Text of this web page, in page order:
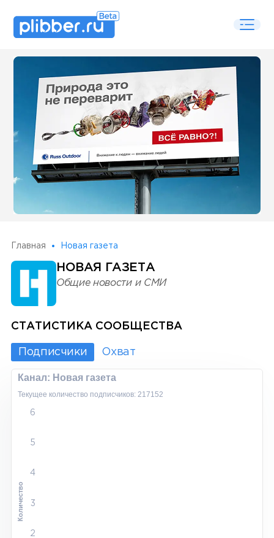
Some SEO Title
Главная Новая газета
НОВАЯ ГАЗЕТА
Общие новости и СМИ
СТАТИСТИКА СООБЩЕСТВА
Подписчики Охват
Канал: Новая газета
Текущее количество подписчиков: 217152
6
5
4
3
2
Количество